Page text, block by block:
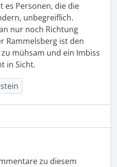
es Personen, die die
unbegreiflich.
nur noch Richtung
Rammelsberg ist den
mühsam und ein Imbiss
in Sicht.
zu diesem